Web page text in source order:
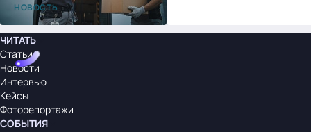
НОВОСТЬ
ЧИТАТЬ
Статьи
Новости
Интервью
Кейсы
Фоторепортажи
СОБЫТИЯ